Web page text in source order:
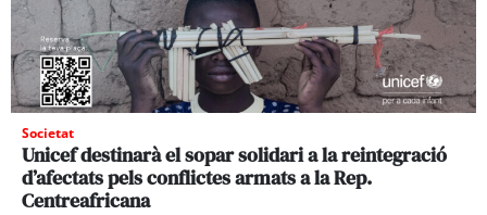
Societat
Unicef destinarà el sopar solidari a la reintegració
d’afectats pels conflictes armats a la Rep.
Centreafricana